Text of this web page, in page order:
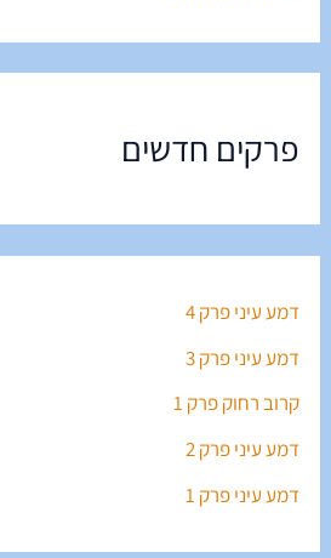
פרקים חדשים
דמע עיני פרק 4
דמע עיני פרק 3
קרוב רחוק פרק 1
דמע עיני פרק 2
דמע עיני פרק 1